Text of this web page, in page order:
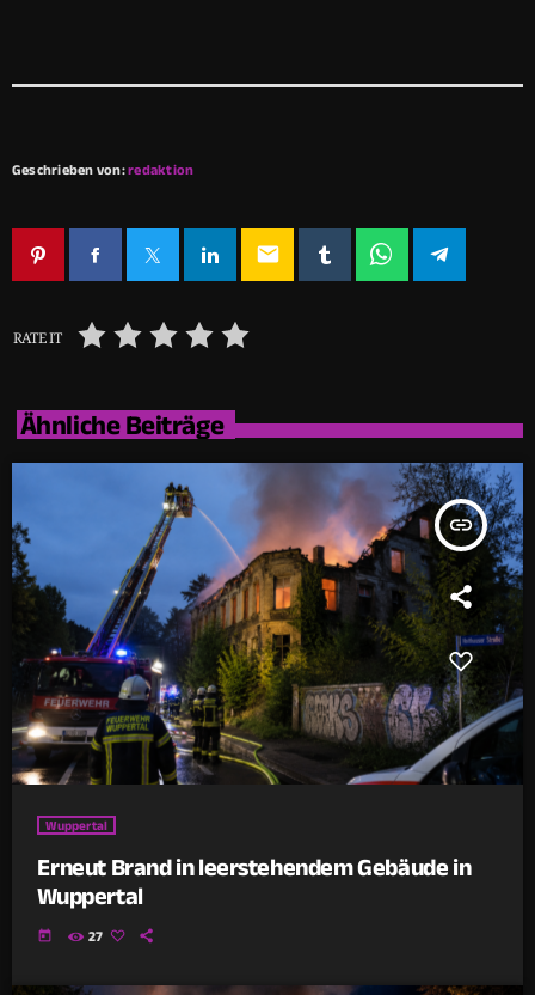
Geschrieben von:redaktion
email
RATE IT
Ähnliche Beiträge
insert_link
Wuppertal
Erneut Brand in leerstehendem Gebäude in
Wuppertal
today 27